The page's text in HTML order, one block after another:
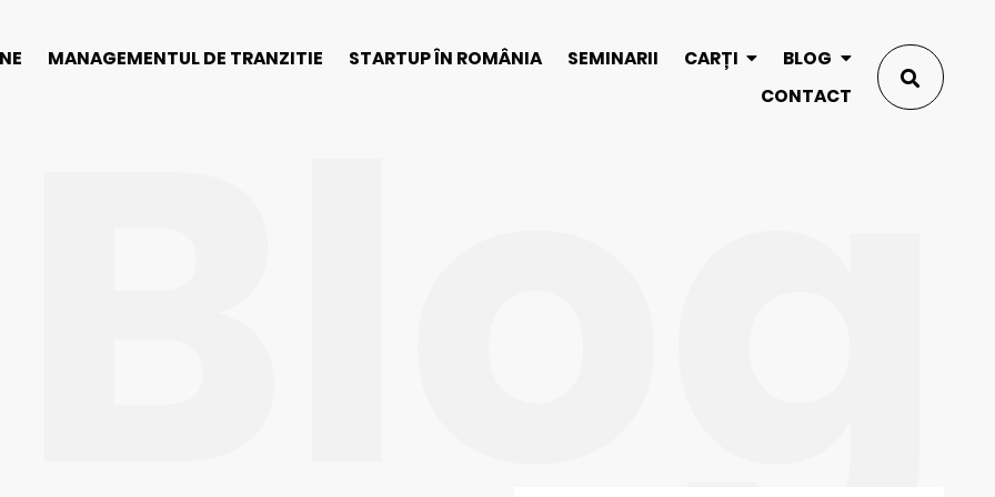
MANAGEMENTUL DE TRANZITIE STARTUP ÎN ROMÂNIA SEMINARII CARȚI
BLOG
CONTACT